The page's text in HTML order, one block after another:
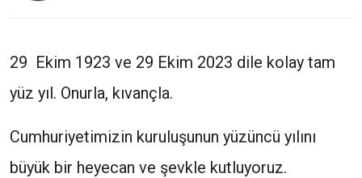
29 Ekim 1923 ve 29 Ekim 2023 dile kolay tam
yüz yıl. Onurla, kıvançla.
Cumhuriyetimizin kuruluşunun yüzüncü yılını
büyük bir heyecan ve şevkle kutluyoruz.